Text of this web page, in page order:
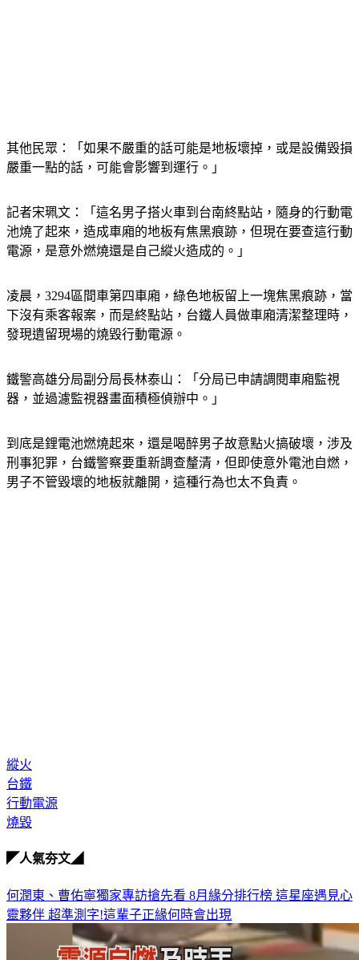
其他民眾：「如果不嚴重的話可能是地板壞掉，或是設備毀損
嚴重一點的話，可能會影響到運行。」
記者宋珮文：「這名男子搭火車到台南終點站，隨身的行動電
池燒了起來，造成車廂的地板有焦黑痕跡，但現在要查這行動
電源，是意外燃燒還是自己縱火造成的。」
凌晨，3294區間車第四車廂，綠色地板留上一塊焦黑痕跡，當
下沒有乘客報案，而是終點站，台鐵人員做車廂清潔整理時，
發現遺留現場的燒毀行動電源。
鐵警高雄分局副分局長林泰山：「分局已申請調閱車廂監視
器，並過濾監視器畫面積極偵辦中。」
到底是鋰電池燃燒起來，還是喝醉男子故意點火搞破壞，涉及
刑事犯罪，台鐵警察要重新調查釐清，但即使意外電池自燃，
男子不管毀壞的地板就離開，這種行為也太不負責。
縱火
台鐵
行動電源
燒毀
◤人氣夯文◢
何潤東、曹佑寧獨家專訪搶先看 8月緣分排行榜 這星座遇見心
靈夥伴 超準測字!這輩子正緣何時會出現